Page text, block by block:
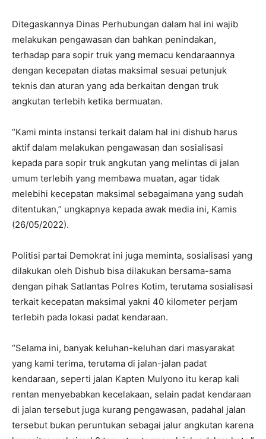
Ditegaskannya Dinas Perhubungan dalam hal ini wajib
melakukan pengawasan dan bahkan penindakan,
terhadap para sopir truk yang memacu kendaraannya
dengan kecepatan diatas maksimal sesuai petunjuk
teknis dan aturan yang ada berkaitan dengan truk
angkutan terlebih ketika bermuatan.
“Kami minta instansi terkait dalam hal ini dishub harus
aktif dalam melakukan pengawasan dan sosialisasi
kepada para sopir truk angkutan yang melintas di jalan
umum terlebih yang membawa muatan, agar tidak
melebihi kecepatan maksimal sebagaimana yang sudah
ditentukan,” ungkapnya kepada awak media ini, Kamis
(26/05/2022).
Politisi partai Demokrat ini juga meminta, sosialisasi yang
dilakukan oleh Dishub bisa dilakukan bersama-sama
dengan pihak Satlantas Polres Kotim, terutama sosialisasi
terkait kecepatan maksimal yakni 40 kilometer perjam
terlebih pada lokasi padat kendaraan.
“Selama ini, banyak keluhan-keluhan dari masyarakat
yang kami terima, terutama di jalan-jalan padat
kendaraan, seperti jalan Kapten Mulyono itu kerap kali
rentan menyebabkan kecelakaan, selain padat kendaraan
di jalan tersebut juga kurang pengawasan, padahal jalan
tersebut bukan peruntukan sebagai jalur angkutan karena